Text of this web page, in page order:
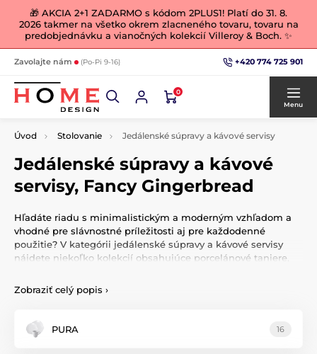
🎁 AKCIA 2+1 ZADARMO s kódom 2PLUS1! Platí do 31. 8.
2026 takmer na všetko okrem zlacneného tovaru, tovaru na
predobjednávku a vianočných kolekcií Villeroy & Boch. ✨
Zavolajte nám (Po-Pi 9-16) +420 774 725 901
0
Menu
Úvod Stolovanie Jedálenské súpravy a kávové servisy
Jedálenské súpravy a kávové
servisy, Fancy Gingerbread
Hľadáte riadu s minimalistickým a moderným vzhľadom a
vhodné pre slávnostné príležitosti aj pre každodenné
použitie? V kategórii jedálenské súpravy a kávové servisy
nájdete niekoľko kolekcií obsahujúce porcelánové taniere,
všetko ostatné, čo sa s danou kolekciou spája. Každý si pre
seba nájde tú pravú elegantný a nadčasovú kolekciu
Zobraziť celý popis ›
PURA 16